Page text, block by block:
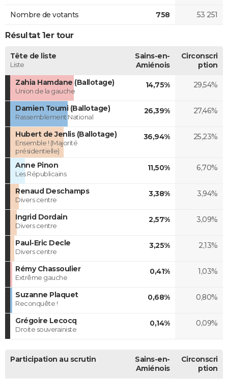
Nombre de votants 758 53 251
Résultat 1er tour
Tête de liste
Liste
Sains-en-
Amiénois
Circonscri
ption
Zahia Hamdane (Ballotage)
Union de la gauche
14,75% 29,54%
Damien Toumi (Ballotage)
Rassemblement National
26,39% 27,46%
Hubert de Jenlis (Ballotage)
Ensemble ! (Majorité
présidentielle)
36,94% 25,23%
Anne Pinon
Les Républicains
11,50% 6,70%
Renaud Deschamps
Divers centre
3,38% 3,94%
Ingrid Dordain
Divers centre
2,57% 3,09%
Paul-Eric Decle
Divers centre
3,25% 2,13%
Rémy Chassoulier
Extrême gauche
0,41% 1,03%
Suzanne Plaquet
Reconquête !
0,68% 0,80%
Grégoire Lecocq
Droite souverainiste
0,14% 0,09%
Participation au scrutin
Sains-en-
Amiénois
Circonscri
ption